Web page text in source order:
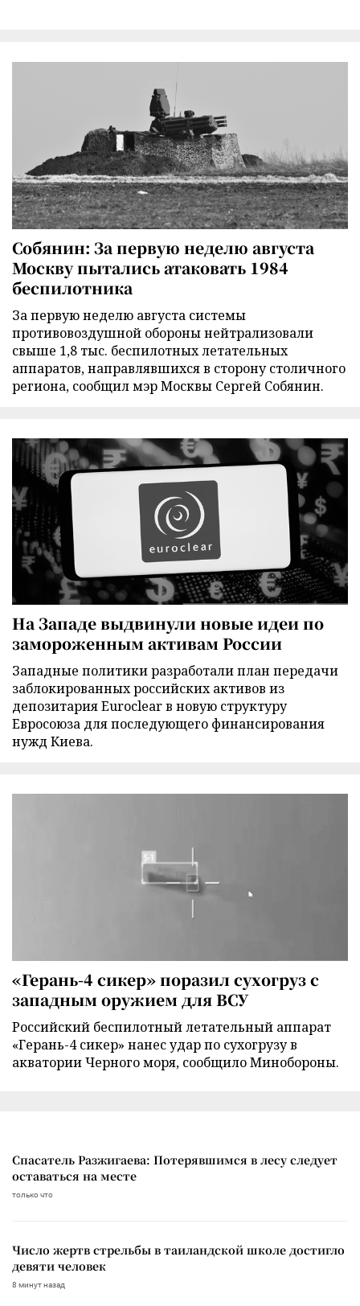
Собянин: За первую неделю августа
Москву пытались атаковать 1984
беспилотника
За первую неделю августа системы
противовоздушной обороны нейтрализовали
свыше 1,8 тыс. беспилотных летательных
аппаратов, направлявшихся в сторону столичного
региона, сообщил мэр Москвы Сергей Собянин.
На Западе выдвинули новые идеи по
замороженным активам России
Западные политики разработали план передачи
заблокированных российских активов из
депозитария Euroclear в новую структуру
Евросоюза для последующего финансирования
нужд Киева.
«Герань-4 сикер» поразил сухогруз с
западным оружием для ВСУ
Российский беспилотный летательный аппарат
«Герань-4 сикер» нанес удар по сухогрузу в
акватории Черного моря, сообщило Минобороны.
Спасатель Разжигаева: Потерявшимся в лесу следует
оставаться на месте
только что
Число жертв стрельбы в таиландской школе достигло
девяти человек
8 минут назад